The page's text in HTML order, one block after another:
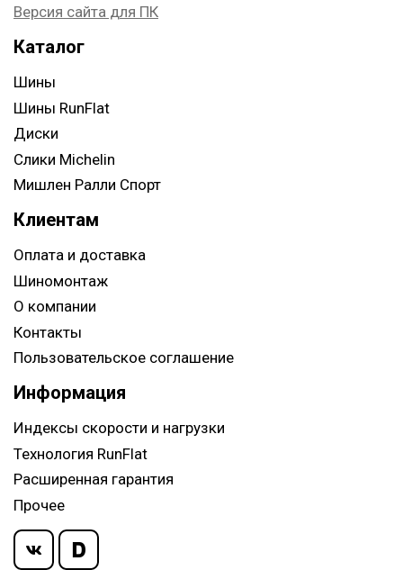
Версия сайта для ПК
Каталог
Шины
Шины RunFlat
Диски
Слики Michelin
Мишлен Ралли Спорт
Клиентам
Оплата и доставка
Шиномонтаж
О компании
Контакты
Пользовательское соглашение
Информация
Индексы скорости и нагрузки
Технология RunFlat
Расширенная гарантия
Прочее